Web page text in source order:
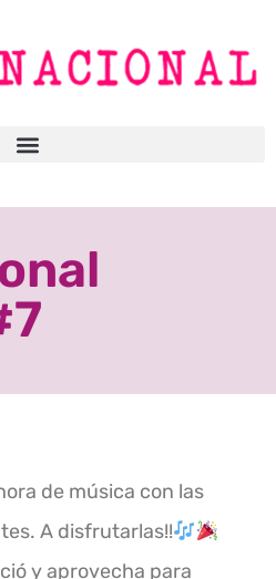
de música con las
A disfrutarlas!!
y aprovecha para